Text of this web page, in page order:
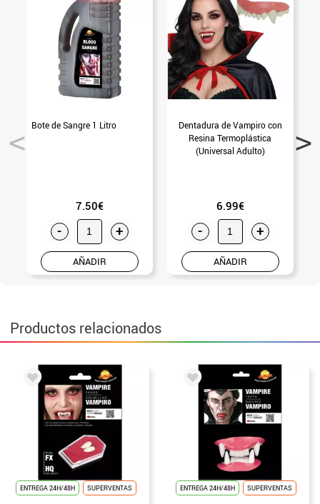
Bote de Sangre 1 Litro
7.50€
- +
AÑADIR
Dentadura de Vampiro con
Resina Termoplástica
(Universal Adulto)
6.99€
- +
AÑADIR
Productos relacionados
ENTREGA 24H/48H SUPERVENTAS ENTREGA 24H/48H SUPERVENTAS